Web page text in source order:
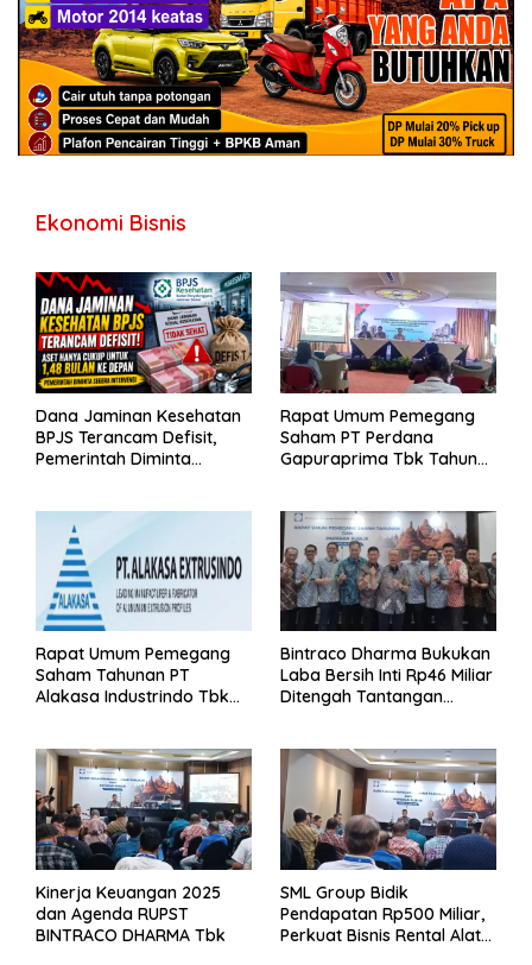
Ekonomi Bisnis
Dana Jaminan Kesehatan
BPJS Terancam Defisit,
Pemerintah Diminta
Rapat Umum Pemegang
Saham PT Perdana
Gapuraprima Tbk Tahun
Rapat Umum Pemegang
Saham Tahunan PT
Alakasa Industrindo Tbk
Bintraco Dharma Bukukan
Laba Bersih Inti Rp46 Miliar
Ditengah Tantangan
Kinerja Keuangan 2025
dan Agenda RUPST
BINTRACO DHARMA Tbk
SML Group Bidik
Pendapatan Rp500 Miliar,
Perkuat Bisnis Rental Alat